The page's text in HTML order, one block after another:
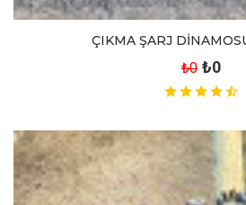
ÇIKMA ŞARJ
₺0 ₺0